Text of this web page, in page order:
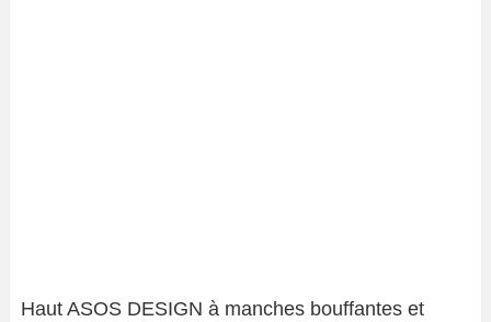
Haut ASOS DESIGN à manches bouffantes et